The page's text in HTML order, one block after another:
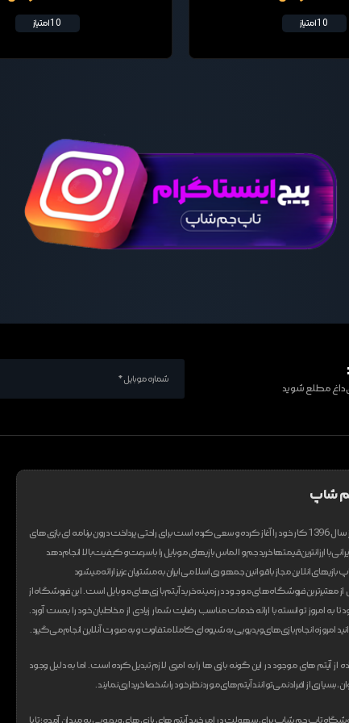
10 امتیاز 10 امتیاز
داغ مطلع شوید
شاپ
تیم تاپ جم شاپ از سال 1396 کار خود را آغاز کرده و سعی کرده است برای راحتی پرداخت درون برنامه ای بازی های
با ارزانترین قیمتها خرید جم و الماس بازیهای موبایل را با سرعت و کیفیت بالا انجام دهد
انلاین مجاز با قوانین جمهوری اسلامی ایران به مشتریان عزیز ارائه میشود
فروشگاه های موجود در زمینه خرید آیتم بازی های موبایل است. این فروشگاه از
تا به امروز توانسته با ارائه خدمات مناسب رضایت شمار زیادی از مخاطبان خود را بدست آورد.
امروزه انجام بازی های ویدیویی به شیوه‌ای کاملا متفاوت و به صورت آنلاین انجام می‌گیرد.
از آیتم های موجود در این گونه بازی ها را به امری لازم تبدیل کرده است. اما به دلیل وجود
بسیاری از افراد نمی‌توانند آیتم های مورد نظر خود را شخصا خریداری نمایند.
تاپ جم شاپ برای سهولت در امر خرید آیتم های بازی های ویدیویی به میدان آمده؛ تا با